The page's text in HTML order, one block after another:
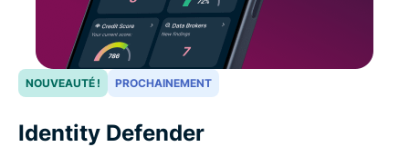
NOUVEAUTÉ ! PROCHAINEMENT
Identity Defender